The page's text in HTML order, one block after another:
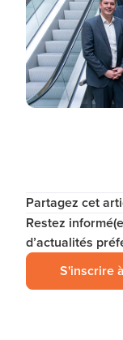
Partagez cet
Restez
d’actualités
S'inscrire